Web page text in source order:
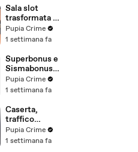
cinesi
sequestri per
8,5 milioni
(29.07.26)
Sala slot
trasformata in
"bancomat":
sequestrati
220mila euro
a due coniugi
(29.07.26)
Pupia Crime
1 settimana fa
Superbonus e
Sismabonus,
sequestrati
beni per 1,4
scoperto
sistema con
false
abitazioni
(29.07.26)
Pupia Crime
1 settimana fa
Caserta,
traffico
internazionale
di cocaina:
Pupia Crime
1 settimana fa